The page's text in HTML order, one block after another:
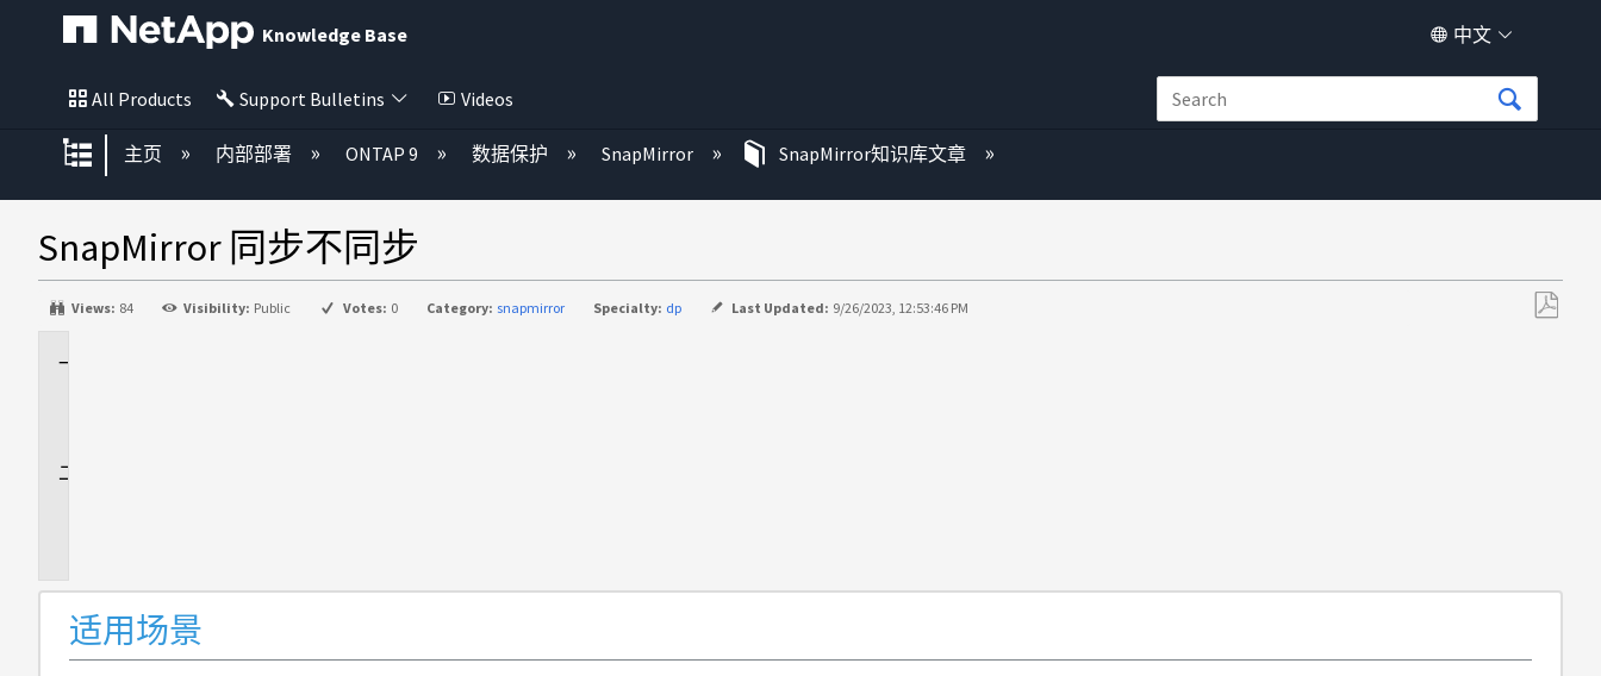
Knowledge Base 中文
All Products Support Bulletins Videos
扩展/隐缩全局层次
主页 内部部署 ONTAP 9 数据保护 SnapMirror SnapMirror知识库文章
SnapMirror 同步不同步
Views: 84 Visibility: Public Votes: 0 Category: snapmirror Specialty: dp Last Updated: 9/26/2023, 12:53:46 PM
适用场景